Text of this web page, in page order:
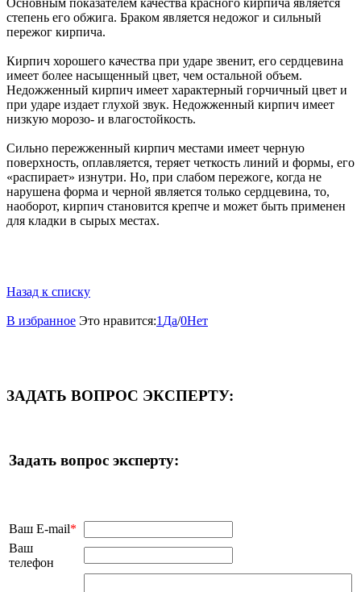
Основным показателем качества красного кирпича является
степень его обжига. Браком является недожог и сильный
пережог кирпича.
Кирпич хорошего качества при ударе звенит, его сердцевина
имеет более насыщенный цвет, чем остальной объем.
Недожженный кирпич имеет характерный горчичный цвет и
при ударе издает глухой звук. Недожженный кирпич имеет
низкую морозо- и влагостойкость.
Сильно пережженный кирпич местами имеет черную
поверхность, оплавляется, теряет четкость линий и формы, его
«распирает» изнутри. Но, при слабом пережоге, когда не
нарушена форма и черной является только сердцевина, то,
наоборот, кирпич становится крепче и может быть применен
для кладки в сырых местах.
Назад к списку
В избранное Это нравится:1 Да/0Нет
ЗАДАТЬ ВОПРОС ЭКСПЕРТУ:
Задать вопрос эксперту:
Ваш E-mail*
Ваш
телефон